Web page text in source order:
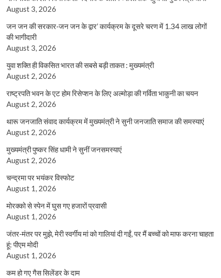
August 3, 2026
जन जन की सरकार-जन जन के द्वार’ कार्यक्रम के दूसरे चरण में 1.34 लाख लोगों
की भागीदारी
August 3, 2026
युवा शक्ति ही विकसित भारत की सबसे बड़ी ताकत : मुख्यमंत्री
August 2, 2026
राष्ट्रपति भवन के एट होम रिसेप्शन के लिए अल्मोड़ा की गर्विता भाकुनी का चयन
August 2, 2026
थारू जनजाति संवाद कार्यक्रम में मुख्यमंत्री ने सुनी जनजाति समाज की समस्याएं
August 2, 2026
मुख्यमंत्री पुष्कर सिंह धामी ने सुनीं जनसमस्याएं
August 2, 2026
चन्द्रमा पर भयंकर विस्फोट
August 1, 2026
मोरक्को से स्पेन में घुस गए हजारों प्रवासी
August 1, 2026
जंतर-मंतर पर मुझे, मेरी स्वर्गीय मां को गालियां दी गईं, पर मैं बच्चों को माफ करना चाहता
हूं: पीएम मोदी
August 1, 2026
कम हो गए गैस सिलेंडर के दाम